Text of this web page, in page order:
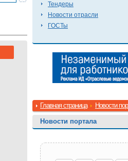
Тендеры
Новости отрасли
ГОСТы
Главная страница Новости
Новости портала